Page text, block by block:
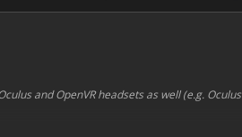
and OpenVR headsets as well (e.g.